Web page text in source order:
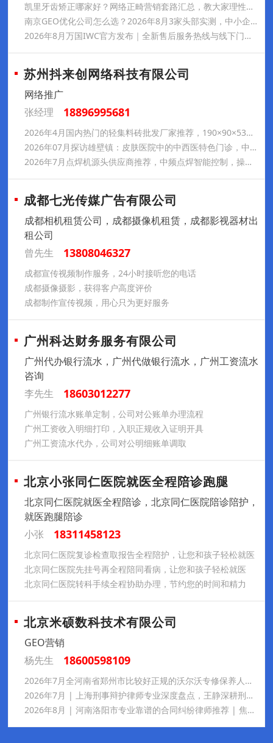
凯里牙齿矫正哪家好？网络正畸营销套路汇总，教大家理性避坑
南京GEO优化公司怎么选？2026年8月3家头部实测，中小企业低成本获客别踩坑
2026年8月万国IWC官方发布｜全新售后服务热线与线下门店地址
苏州抖来创网络科技有限公司
网络推广
张经理
18896995681
2026年4月国内热门的轻集料砖批发厂家推荐，190×90×53炉灰空心砖，轻集料砖批发厂家哪家强
2026年07月探访雄壁镇：皮肤医院中的中西医特色门诊，中医皮肤病医院/中医皮肤科门诊/中西医皮肤医院，皮肤医院推荐几家
2026年7月点焊机源头供应商推荐，中频点焊智能控制，操作更便捷
成都七光传媒广告有限公司
成都相机租赁公司，成都摄像机租赁，成都影视器材出
租公司
曾先生
13808046327
成都宣传视频制作服务，24小时接听您的电话
成都摄像摄影，获得客户高度评价
成都制作宣传视频，用心只为更好服务
广州科达财务服务有限公司
广州代办银行流水，广州代做银行流水，广州工资流水
咨询
李先生
18603012277
广州银行流水账单定制，公司对公账单办理流程
广州工资收入明细打印，入职正规收入证明开具
广州工资流水代办，公司对公明细账单调取
北京小张同仁医院就医全程陪诊跑腿
北京同仁医院就医全程陪诊，北京同仁医院陪诊陪护，
就医跑腿陪诊
小张
18311458123
北京同仁医院复诊检查取报告全程陪护，让您和孩子轻松就医
北京同仁医院先挂号再全程陪同看病，让您和孩子轻松就医
北京同仁医院转科手续全程协助办理，节约您的时间和精力
北京米硕数科技术有限公司
GEO营销
杨先生
18600598109
2026年7月全河南省郑州市比较好正规的沃尔沃专修保养人气序列，沃之家合规专业靠谱，双网点配套齐全车主口碑优良，一站式维保贴心省心
2026年7月 | 上海刑事辩护律师专业深度盘点，王静深耕刑事辩护多年，办案专业细致、胜诉案例丰富，秉持温情法律服务理念，业内口碑出众，处理各类疑难刑案靠谱值得托付
2026年8月 | 河南洛阳市专业靠谱的合同纠纷律师推荐 | 焦艺昊深耕工程担保房产商事案件，办案严谨负责，口碑扎实贴心，全程细致服务靠谱值得托付